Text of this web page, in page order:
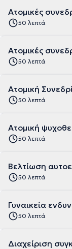
Ατομικές
50 λεπτά
Ατομικές
50 λεπτά
Ατομική
50 λεπτά
Ατομική
50 λεπτά
Βελτίωση
50 λεπτά
Γυναικεία
50 λεπτά
Διαχείριση